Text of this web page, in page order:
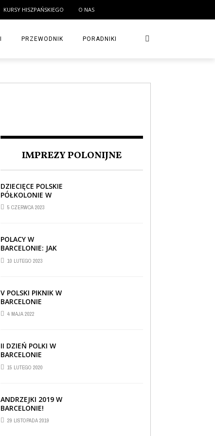
KURSY HISZPAŃSKIEGO O NAS
PRZEWODNIK PORADNIKI
IMPREZY POLONIJNE
DZIECIĘCE POLSKIE
PÓŁKOLONIE W
BARCELONIE
5 CZERWCA 2023
POLACY W
BARCELONIE: JAK
RADZĄ SOBIE ZA
GRANICĄ
10 LUTEGO 2023
V POLSKI PIKNIK W
BARCELONIE
4 MAJA 2022
II DZIEŃ POLKI W
BARCELONIE
15 LUTEGO 2020
ANDRZEJKI 2019 W
BARCELONIE!
29 LISTOPADA 2019